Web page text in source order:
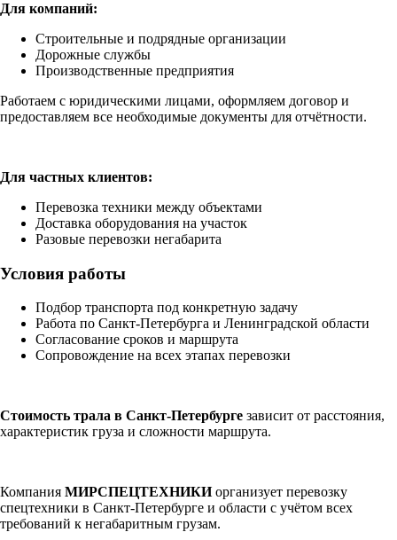
Для компаний:
Строительные и подрядные организации
Дорожные службы
Производственные предприятия
Работаем с юридическими лицами, оформляем договор и
предоставляем все необходимые документы для отчётности.
Для частных клиентов:
Перевозка техники между объектами
Доставка оборудования на участок
Разовые перевозки негабарита
Условия работы
Подбор транспорта под конкретную задачу
Работа по Санкт-Петербурга и Ленинградской области
Согласование сроков и маршрута
Сопровождение на всех этапах перевозки
Стоимость трала в Санкт-Петербурге зависит от расстояния,
характеристик груза и сложности маршрута.
Компания МИРСПЕЦТЕХНИКИорганизует перевозку
спецтехники в Санкт-Петербурге и области с учётом всех
требований к негабаритным грузам.